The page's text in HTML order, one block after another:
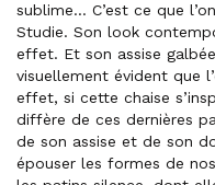
sublime... C’est ce que
Studie. Son look
effet. Et son assise
visuellement évident que
effet, si cette chaise
diffère de ces dernières
de son assise et de son
épouser les formes de